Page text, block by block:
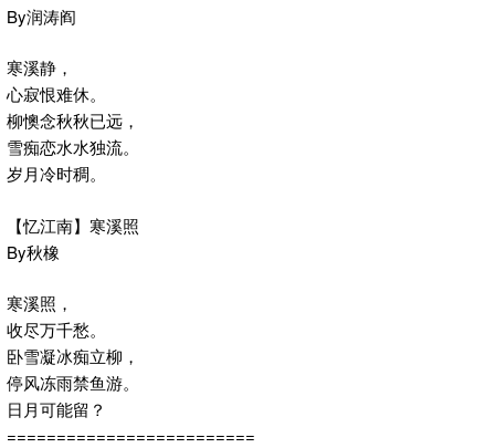
By润涛阎
寒溪静，
心寂恨难休。
柳懊念秋秋已远，
雪痴恋水水独流。
岁月冷时稠。
【忆江南】寒溪照
By秋橡
寒溪照，
收尽万千愁。
卧雪凝冰痴立柳，
停风冻雨禁鱼游。
日月可能留？
=========================